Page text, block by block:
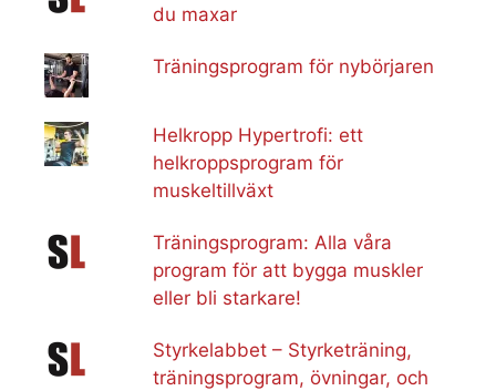
du maxar
Träningsprogram för nybörjaren
Helkropp Hypertrofi: ett
helkroppsprogram för
muskeltillväxt
Träningsprogram: Alla våra
program för att bygga muskler
eller bli starkare!
Styrkelabbet – Styrketräning,
träningsprogram, övningar, och